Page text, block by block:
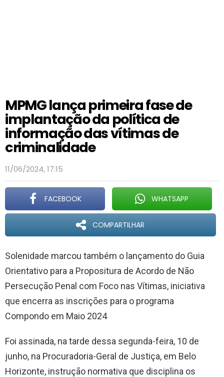
MPMG lança primeira fase de
implantação da política de
informação das vítimas de
criminalidade
11/06/2024, 17:15
FACEBOOK WHATSAPP
COMPARTILHAR
Solenidade marcou também o lançamento do Guia
Orientativo para a Propositura de Acordo de Não
Persecução Penal com Foco nas Vítimas, iniciativa
que encerra as inscrições para o programa
Compondo em Maio 2024
Foi assinada, na tarde dessa segunda-feira, 10 de
junho, na Procuradoria-Geral de Justiça, em Belo
Horizonte, instrução normativa que disciplina os